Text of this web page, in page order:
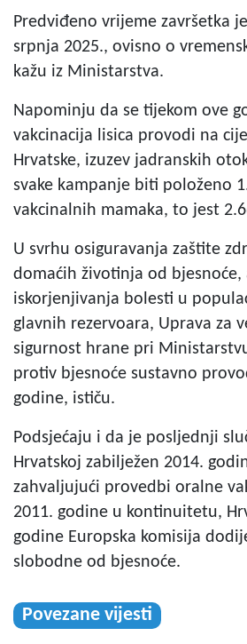
Predviđeno vrijeme završetka
srpnja 2025., ovisno o
kažu iz Ministarstva.
Napominju da se tijekom ove
vakcinacija lisica provodi na
Hrvatske, izuzev jadranskih
svake kampanje biti položeno
vakcinalnih mamaka, to jest
U svrhu osiguravanja zaštite
domaćih životinja od bjesnoće,
iskorjenjivanja bolesti u
glavnih rezervoara, Uprava za
sigurnost hrane pri
protiv bjesnoće sustavno
godine, ističu.
Podsjećaju i da je posljednji
Hrvatskoj zabilježen 2014.
zahvaljujući provedbi oralne
2011. godine u kontinuitetu,
godine Europska komisija
slobodne od bjesnoće.
Povezane vijesti